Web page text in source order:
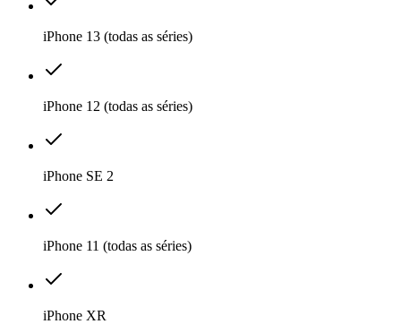
iPhone 13 (todas as séries)
iPhone 12 (todas as séries)
iPhone SE 2
iPhone 11 (todas as séries)
iPhone XR